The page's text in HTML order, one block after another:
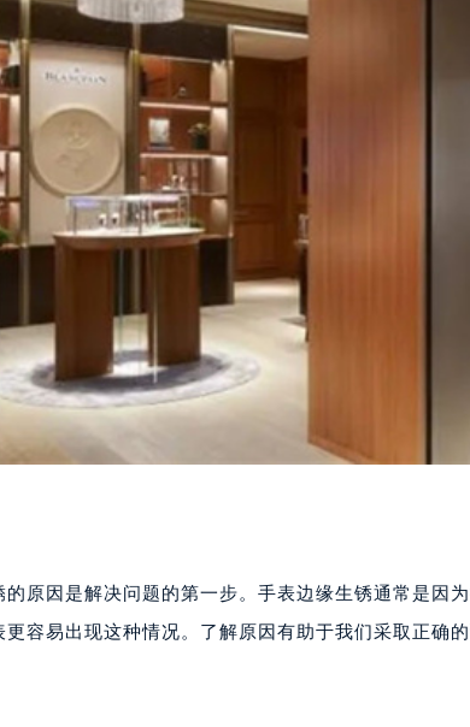
的原因是解决问题的第一步。手表边缘生锈通常是因
更容易出现这种情况。了解原因有助于我们采取正确